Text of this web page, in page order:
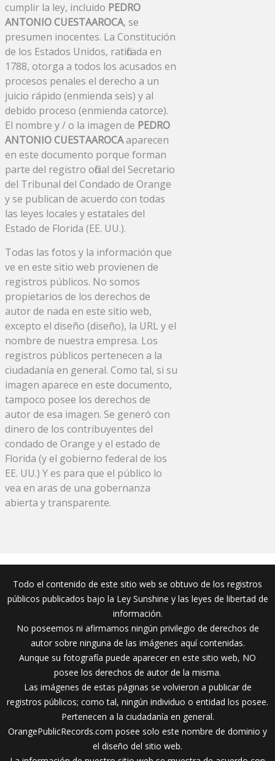
cumplir la ley, incluido PEDRO
ANTONIO CUESTAAROCA, se
presumen inocentes. La Constitución
de los Estados Unidos, ratificada en
1788, otorga a todos los acusados ​​en
procesos penales el derecho a un
juicio rápido (enmienda seis) y al
debido proceso (enmienda catorce).
El nombre y / o la imagen de PEDRO
ANTONIO CUESTAAROCAaparecen
en este documento porque forman
parte del registro oficial del Secretario
del Tribunal del Condado de Orange
y se publican de acuerdo con todas
las leyes locales y estatales del
Estado de Florida (EE. UU.).
Todas las fotos y la información que
ve en este sitio web provienen de
registros públicos. No somos
propietarios de los derechos de
autor de nada en este sitio web,
excepto el diseño (diseño), la URL y el
nombre de nuestra empresa. Los
registros públicos pertenecen a la
ciudadanía en general. Como tal, si su
imagen aparece en este documento,
tampoco posee los derechos de
autor de esa imagen. Se generó con
dinero de los contribuyentes del
condado de Orange y el estado de
Florida (y el gobierno federal de los
EE. UU.) Y es para que el público lo
vea en aras de una gobernanza
abierta y transparente.
Todo el contenido de este sitio web se obtuvo de los registros
públicos publicados bajo la Ley Sunshine y las leyes de libertad de
información.
No poseemos ni afirmamos ningún privilegio de derechos de
autor sobre ninguna de las imágenes aquí contenidas.
Aunque su fotografía puede aparecer en este sitio web, NO
posee los derechos de autor de la misma.
Las imágenes de estas páginas se volvieron a publicar de
registros públicos; como tal, ningún individuo o entidad los posee.
Pertenecen a la ciudadanía en general.
OrangePublicRecords.com posee solo este nombre de dominio y
el diseño del sitio web.